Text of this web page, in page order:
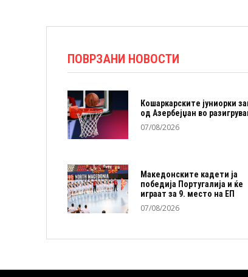
ПОВРЗАНИ НОВОСТИ
Кошаркарските јуниорки
од Азербејџан во
07/08/2026
Македонските кадети ја
победија Португалија и ќе
играат за 9. место на ЕП
07/08/2026